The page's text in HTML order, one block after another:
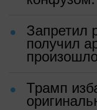
Запретил
получил
Трамп